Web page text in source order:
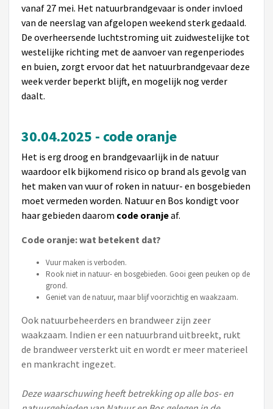
vanaf 27 mei. Het natuurbrandgevaar is onder invloed
van de neerslag van afgelopen weekend sterk gedaald.
De overheersende luchtstroming uit zuidwestelijke tot
westelijke richting met de aanvoer van regenperiodes
en buien, zorgt ervoor dat het natuurbrandgevaar deze
week verder beperkt blijft, en mogelijk nog verder
daalt.
30.04.2025 - code oranje
Het is erg droog en brandgevaarlijk in de natuur
waardoor elk bijkomend risico op brand als gevolg van
het maken van vuur of roken in natuur- en bosgebieden
moet vermeden worden. Natuur en Bos kondigt voor
haar gebieden daarom code oranjeaf.
Code oranje: wat betekent dat?
Vuur maken is verboden.
Rook niet in natuur- en bosgebieden. Gooi geen peuken op de
grond.
Geniet van de natuur, maar blijf voorzichtig en waakzaam.
Ook natuurbeheerders en brandweer zijn zeer
waakzaam. Indien er een natuurbrand uitbreekt, rukt
de brandweer versterkt uit en wordt er meer materieel
en mankracht ingezet.
Deze waarschuwing heeft betrekking op alle bos- en